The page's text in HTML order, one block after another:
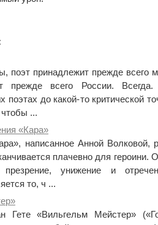
поэт принадлежит прежде всего
прежде всего России. Всегда.
поэтах до какой-то критической
чтобы ...
«Кара»
написанное Анной Волковой,
плачевно для героини.
унижение и
то, ч ...
Гете «Вильгельм Мейстер»